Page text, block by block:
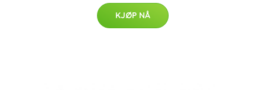
KJØP NÅ